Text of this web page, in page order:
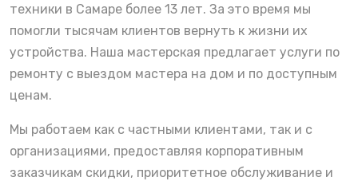
техники в Самаре более 13 лет. За это время мы
помогли тысячам клиентов вернуть к жизни их
устройства. Наша мастерская предлагает услуги по
ремонту с выездом мастера на дом и по доступным
ценам.
Мы работаем как с частными клиентами, так и с
организациями, предоставляя корпоративным
заказчикам скидки, приоритетное обслуживание и